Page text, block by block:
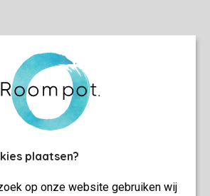
plaatsen?
op onze website gebruiken wij
omgeving
accommodatie